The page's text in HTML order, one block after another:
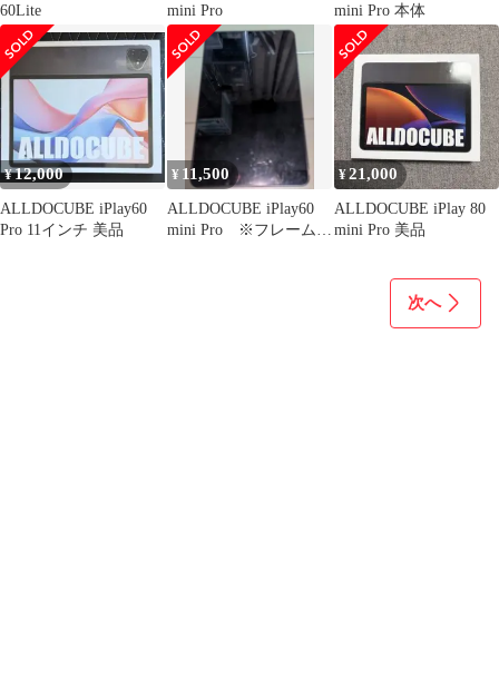
60Lite
mini Pro
mini Pro 本体
¥12,000
ALLDOCUBE iPlay60
Pro 11インチ 美品
¥ 11,500
ALLDOCUBE iPlay60
mini Pro ※フレーム一
¥21,000
ALLDOCUBE iPlay 80
mini Pro 美品
次へ